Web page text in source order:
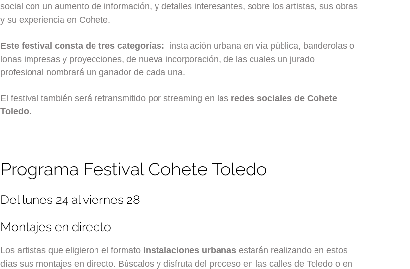
social con un aumento de información, y detalles interesantes, sobre los artistas, sus obras
y su experiencia en Cohete.
Este festival consta de tres categorías: instalación urbana en vía pública, banderolas o
lonas impresas y proyecciones, de nueva incorporación, de las cuales un jurado
profesional nombrará un ganador de cada una.
El festival también será retransmitido por streaming en las redes sociales de Cohete
Toledo.
Programa Festival Cohete Toledo
Del lunes 24 al viernes 28
Montajes en directo
Los artistas que eligieron el formato Instalaciones urbanas estarán realizando en estos
días sus montajes en directo. Búscalos y disfruta del proceso en las calles de Toledo o en